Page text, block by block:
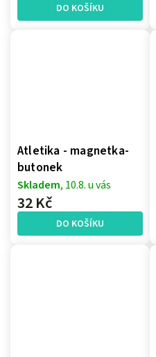
DO KOŠÍKU
Atletika - magnetka-
butonek
Skladem, 10.8. u vás
32 Kč
DO KOŠÍKU